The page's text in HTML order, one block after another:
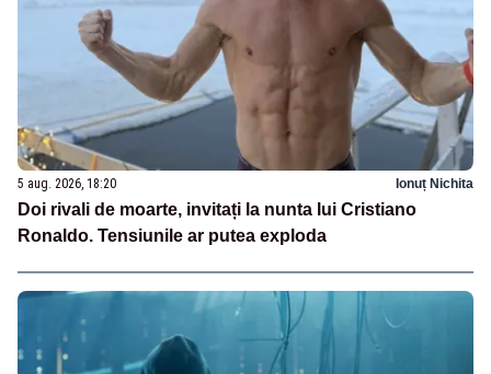
5 aug. 2026, 18:20 Ionuț Nichita
Doi rivali de moarte, invitați la nunta lui Cristiano
Ronaldo. Tensiunile ar putea exploda